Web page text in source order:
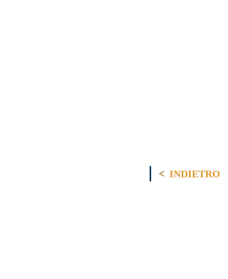
INDIETRO